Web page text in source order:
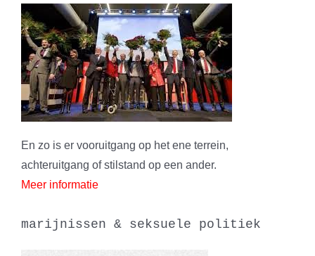
En zo is er vooruitgang op het ene terrein,
achteruitgang of stilstand op een ander.
Meer informatie
marijnissen & seksuele politiek